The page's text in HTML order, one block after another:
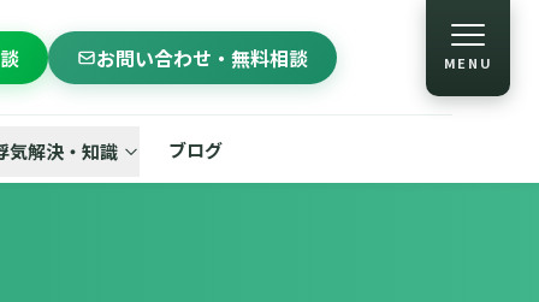
MENU
お問い合わせ・無料相談
気解決・知識 ブログ